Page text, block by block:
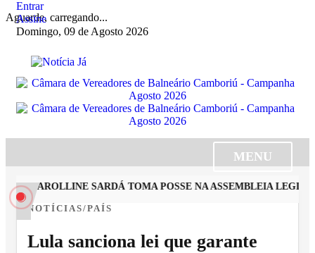
Aguarde, carregando...
Entrar
Assine
Domingo, 09 de Agosto 2026
MENU
CAROLLINE SARDÁ TOMA POSSE NA ASSEMBLEIA
NOTÍCIAS/PAÍS
Lula sanciona lei que garante